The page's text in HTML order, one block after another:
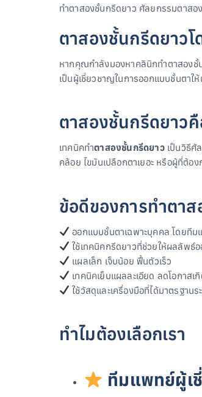
ทำตาสองชั้นกรีดยาว ศัลยกรรมตาสอ
ตาสองชั้นกรีดยาว
หากคุณกำลังมองหาคลินิกทำตาสองชั้
เป็นผู้เชี่ยวชาญในการออกแบบชั้นตาใ
ตาสองชั้นกรีดยาวคื
เทคนิคทำตาสองชั้นกรีดยาวเป็นวิธีศั
คล้อย ไขมันเปลือกตาเยอะ หรือผู้ที่ต้อ
ข้อดีของการทำตา
ออกแบบชั้นตาเฉพาะบุคคล โดยทีม
ใช้เทคนิคกรีดยาวที่ช่วยให้ผลลัพธ์
แผลเล็ก เจ็บน้อย ฟื้นตัวเร็ว
เทคนิคเย็บแผลละเอียด ลดโอกาสเ
ใช้วัสดุและเครื่องมือที่ได้มาตรฐาน
ทำไมต้องเลือกเรา
ทีมแพทย์ผู้เ